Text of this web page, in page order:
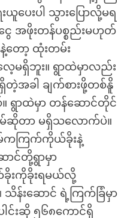
းပါ သွားပြောလို့မရ
ေ အဖိုးတန်ပစ္စည်းမဟုတ်
တော့ ထုံးတမ်း
မရှိဘူး။ ရွာထဲမှာလည်း
တဲ့အခါ ချက်စားဖို့တစ်နိူ
ရွာထဲမှာ တန်ဆောင်တိုင်
မ်ဆိုတာ မရှိသလောက်ပဲ။
ကြက်ကိုယ်ခိုးနဲ့
င်တို့ရွာမှာ
းကိုခိုးရမယ်လို့
န်းဆောင် ရဲ့ကြက်ခြံမှာ
ါင်းဆို ၅၆၈ကောင်ရှိ